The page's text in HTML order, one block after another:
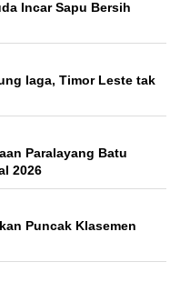
Incar Sapu Bersih
laga, Timor Leste tak
Paralayang Batu
2026
Puncak Klasemen